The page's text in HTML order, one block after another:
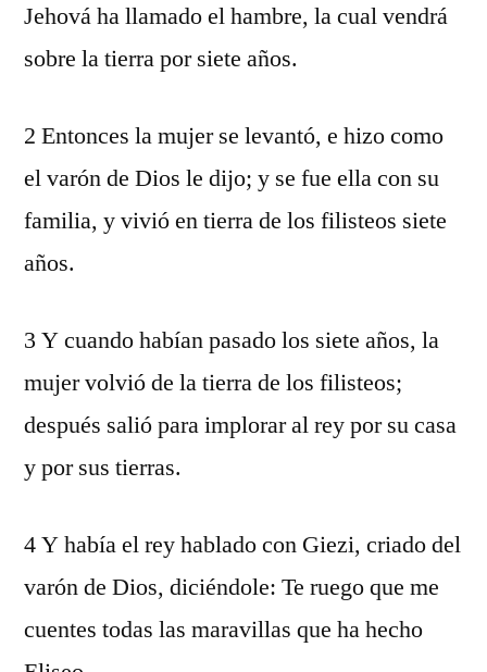
Jehová ha llamado el hambre, la cual vendrá
sobre la tierra por siete años.
2 Entonces la mujer se levantó, e hizo como
el varón de Dios le dijo; y se fue ella con su
familia, y vivió en tierra de los filisteos siete
años.
3 Y cuando habían pasado los siete años, la
mujer volvió de la tierra de los filisteos;
después salió para implorar al rey por su casa
y por sus tierras.
4 Y había el rey hablado con Giezi, criado del
varón de Dios, diciéndole: Te ruego que me
cuentes todas las maravillas que ha hecho